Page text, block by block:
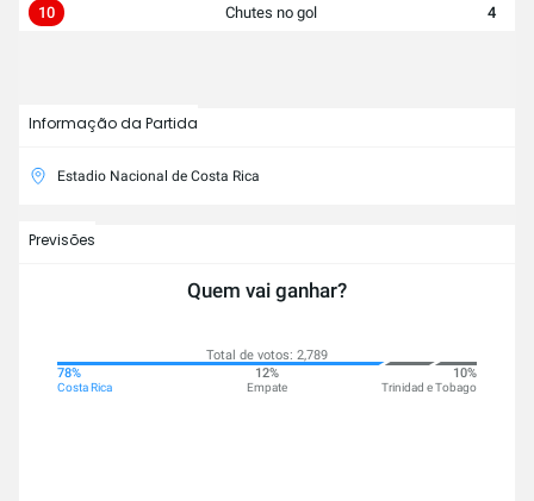
10 Chutes no gol 4
Informação da Partida
Estadio Nacional de Costa Rica
Previsões
Quem vai ganhar?
Total de votos: 2,789
78%
Costa Rica
12%
Empate
10%
Trinidad e Tobago